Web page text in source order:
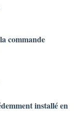
commande
installé en